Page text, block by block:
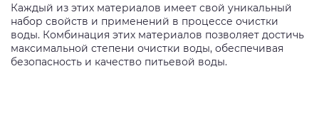
Каждый из этих материалов имеет свой уникальный
набор свойств и применений в процессе очистки
воды. Комбинация этих материалов позволяет достичь
максимальной степени очистки воды, обеспечивая
безопасность и качество питьевой воды.